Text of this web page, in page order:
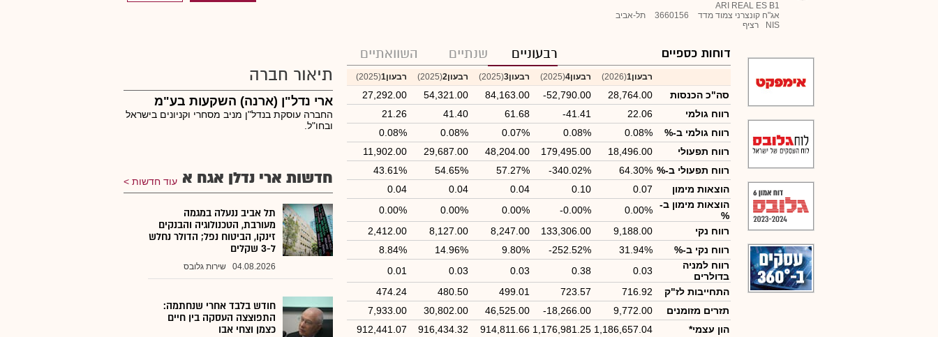
ARI REAL ES B1
אג"ח קונצרני צמוד מדד
3660156
תל-אביב
NIS
רציף
דוחות כספיים רבעוניים שנתיים השוואתיים
רבעון1 (2026) רבעון4 (2025) רבעון3 (2025) רבעון2 (2025) רבעון1 (2025)
סה"כ הכנסות 28,764.00
-52,790.00
84,163.00
54,321.00
27,292.00
רווח גולמי
22.06
-41.41
61.68
41.40
21.26
רווח גולמי ב-%
0.08%
0.08%
0.07%
0.08%
0.08%
רווח תפעולי
18,496.00
179,495.00
48,204.00
29,687.00
11,902.00
רווח תפעולי ב-% 64.30%
-340.02%
57.27%
54.65%
43.61%
הוצאות מימון
0.07
0.10
0.04
0.04
0.04
הוצאות מימון ב-
%
0.00%
-0.00%
0.00%
0.00%
0.00%
רווח נקי
9,188.00
133,306.00
8,247.00
8,127.00
2,412.00
רווח נקי ב-%
31.94%
-252.52%
9.80%
14.96%
8.84%
רווח למניה
בדולרים
0.03
0.38
0.03
0.03
0.01
התחייבות לז"ק
716.92
723.57
499.01
480.50
474.24
תזרים מזומנים
9,772.00
-18,266.00
46,525.00
30,802.00
7,933.00
הון עצמי*
1,186,657.04
1,176,981.25
914,811.66
916,434.32
912,441.07
תיאור חברה
ארי נדל"ן (ארנה) השקעות בע"מ
החברה עוסקת בנדל"ן מניב מסחרי וקניונים בישראל
ובחו"ל.
חדשות ארי נדלן אגח א עוד חדשות
תל אביב ננעלה במגמה
מעורבת, הטכנולוגיה והבנקים
זינקו, הביטוח נפל; הדולר נחלש
ל-3 שקלים
04.08.2026 שירות גלובס
חודש בלבד אחרי שנחתמה:
התפוצצה העסקה בין חיים
כצמן וצחי אבו